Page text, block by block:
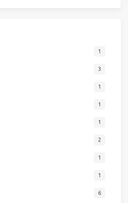
1
3
1
1
1
2
1
1
6